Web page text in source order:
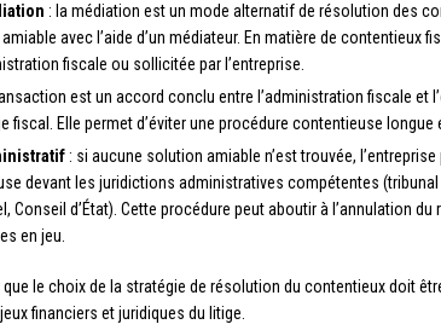
: la médiation est un mode alternatif de résolution des
avec l’aide d’un médiateur. En matière de contentieux
fiscale ou sollicitée par l’entreprise.
est un accord conclu entre l’administration fiscale et
fiscal. Elle permet d’éviter une procédure contentieuse longue
: si aucune solution amiable n’est trouvée,
devant les juridictions administratives compétentes
Conseil d’État). Cette procédure peut aboutir à l’annulation
en jeu.
que le choix de la stratégie de résolution du contentieux doit
financiers et juridiques du litige.